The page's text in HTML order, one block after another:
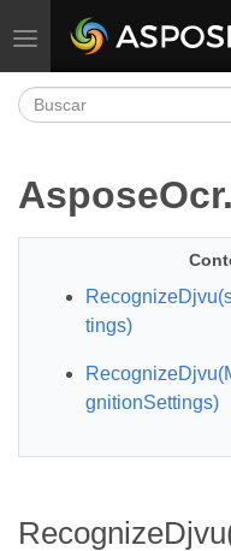
Alternar navegación
tings)
gnitionSettings)